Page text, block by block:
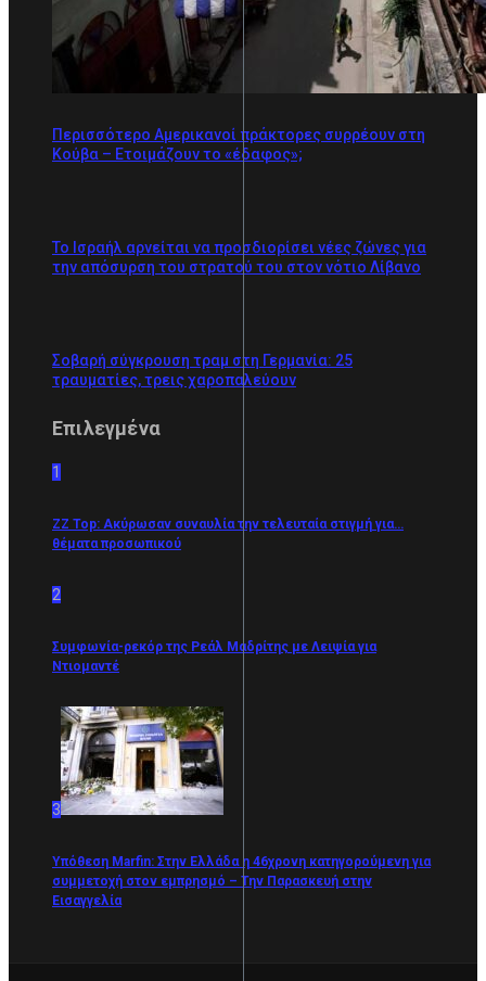
Περισσότερο Αμερικανοί πράκτορες συρρέουν στη
Κούβα – Ετοιμάζουν το «έδαφος»;
Το Ισραήλ αρνείται να προσδιορίσει νέες ζώνες για
την απόσυρση του στρατού του στον νότιο Λίβανο
Σοβαρή σύγκρουση τραμ στη Γερμανία: 25
τραυματίες, τρεις χαροπαλεύουν
Επιλεγμένα
1
ZZ Top: Ακύρωσαν συναυλία την τελευταία στιγμή για…
θέματα προσωπικού
2
Συμφωνία-ρεκόρ της Ρεάλ Μαδρίτης με Λειψία για
Ντιομαντέ
3
Υπόθεση Marfin: Στην Ελλάδα η 46χρονη κατηγορούμενη για
συμμετοχή στον εμπρησμό – Την Παρασκευή στην
Εισαγγελία